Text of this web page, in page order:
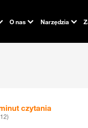
O nas Narzędzia
czytania
)